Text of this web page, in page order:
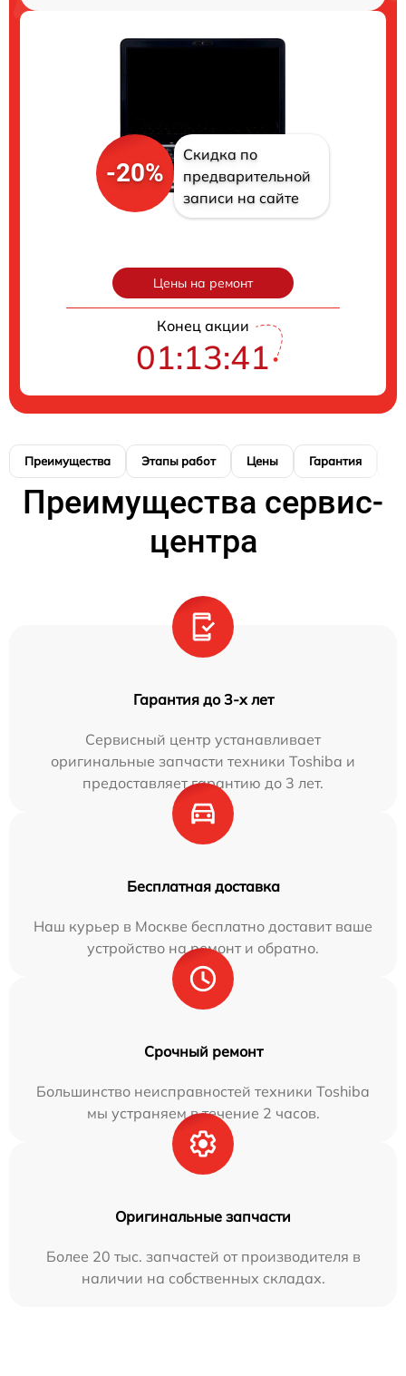
-20%
Скидка по
предварительной
записи на сайте
Цены на ремонт
Конец акции
01:13:40
Преимущества Этапы работ Цены Гарантия
Преимущества сервис-
центра
Гарантия до 3-х лет
Сервисный центр устанавливает
оригинальные запчасти техники Toshiba и
предоставляет гарантию до 3 лет.
Бесплатная доставка
Наш курьер в Москве бесплатно доставит ваше
устройство на ремонт и обратно.
Срочный ремонт
Большинство неисправностей техники Toshiba
мы устраняем в течение 2 часов.
Оригинальные запчасти
Более 20 тыс. запчастей от производителя в
наличии на собственных складах.